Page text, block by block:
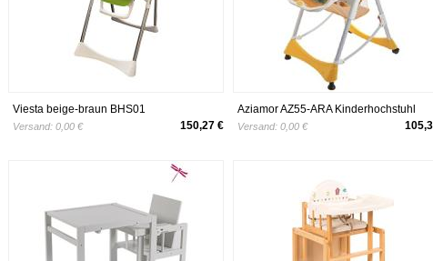
Viesta beige-braun BHS01
Kinderhochstuhl (Grün/Weiß)
Versand: 0,00 € 150,27 €
Aziamor AZ55-ARA Kinderhochstuhl
Prima Pappa, orange
Versand: 0,00 €